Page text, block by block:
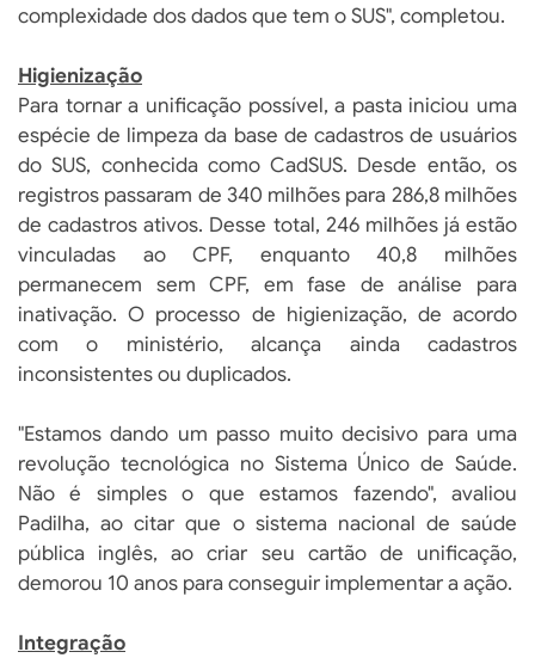
complexidade dos dados que tem o SUS", completou.
Higienização
Para tornar a unificação possível, a pasta iniciou uma
espécie de limpeza da base de cadastros de usuários
do SUS, conhecida como CadSUS. Desde então, os
registros passaram de 340 milhões para 286,8 milhões
de cadastros ativos. Desse total, 246 milhões já estão
vinculadas ao CPF, enquanto 40,8 milhões
permanecem sem CPF, em fase de análise para
inativação. O processo de higienização, de acordo
com o ministério, alcança ainda cadastros
inconsistentes ou duplicados.
"Estamos dando um passo muito decisivo para uma
revolução tecnológica no Sistema Único de Saúde.
Não é simples o que estamos fazendo", avaliou
Padilha, ao citar que o sistema nacional de saúde
pública inglês, ao criar seu cartão de unificação,
demorou 10 anos para conseguir implementar a ação.
Integração